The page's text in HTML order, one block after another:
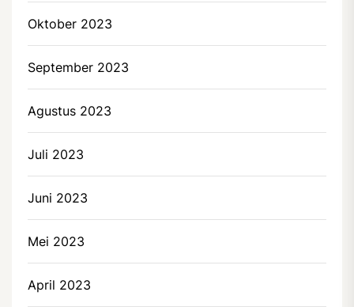
Oktober 2023
September 2023
Agustus 2023
Juli 2023
Juni 2023
Mei 2023
April 2023